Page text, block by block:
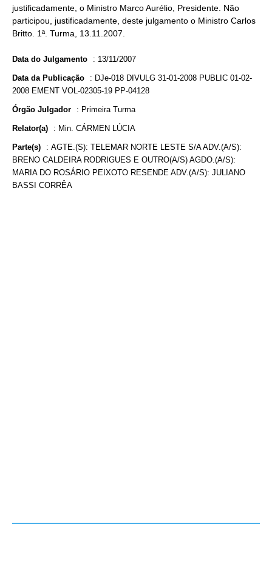
justificadamente, o Ministro Marco Aurélio, Presidente. Não
participou, justificadamente, deste julgamento o Ministro Carlos
Britto. 1ª. Turma, 13.11.2007.
Data do Julgamento : 13/11/2007
Data da Publicação : DJe-018 DIVULG 31-01-2008 PUBLIC 01-02-
2008 EMENT VOL-02305-19 PP-04128
Órgão Julgador : Primeira Turma
Relator(a) : Min. CÁRMEN LÚCIA
Parte(s) : AGTE.(S): TELEMAR NORTE LESTE S/A ADV.(A/S):
BRENO CALDEIRA RODRIGUES E OUTRO(A/S) AGDO.(A/S):
MARIA DO ROSÁRIO PEIXOTO RESENDE ADV.(A/S): JULIANO
BASSI CORRÊA